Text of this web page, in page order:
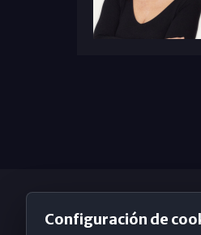
Configuración de